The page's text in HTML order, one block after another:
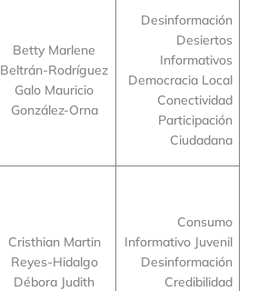
Betty Marlene
Beltrán-Rodríguez
Galo Mauricio
González-Orna
Desinformación
Desiertos
Informativos
Democracia Local
Conectividad
Participación
Ciudadana
Cristhian Martin
Reyes-Hidalgo
Débora Judith
Consumo
Informativo Juvenil
Desinformación
Credibilidad